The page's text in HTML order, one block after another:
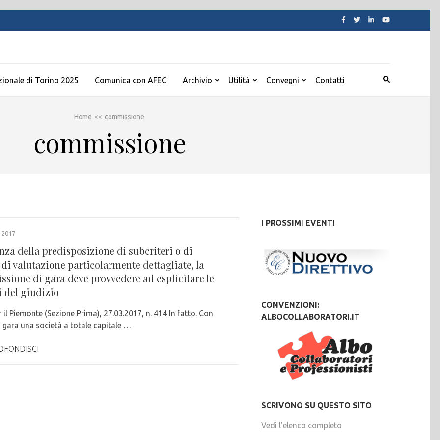
di Torino 2025 Comunica con AFEC Archivio Utilità Convegni Contatti
Home << commissione
commissione
2017
della predisposizione di subcriteri o di
valutazione particolarmente dettagliate, la
di gara deve provvedere ad esplicitare le
del giudizio
il Piemonte (Sezione Prima), 27.03.2017, n. 414 In fatto. Con
gara una società a totale capitale …
I PROSSIMI EVENTI
CONVENZIONI:
ALBOCOLLABORATORI.IT
SCRIVONO SU QUESTO SITO
Vedi l'elenco completo